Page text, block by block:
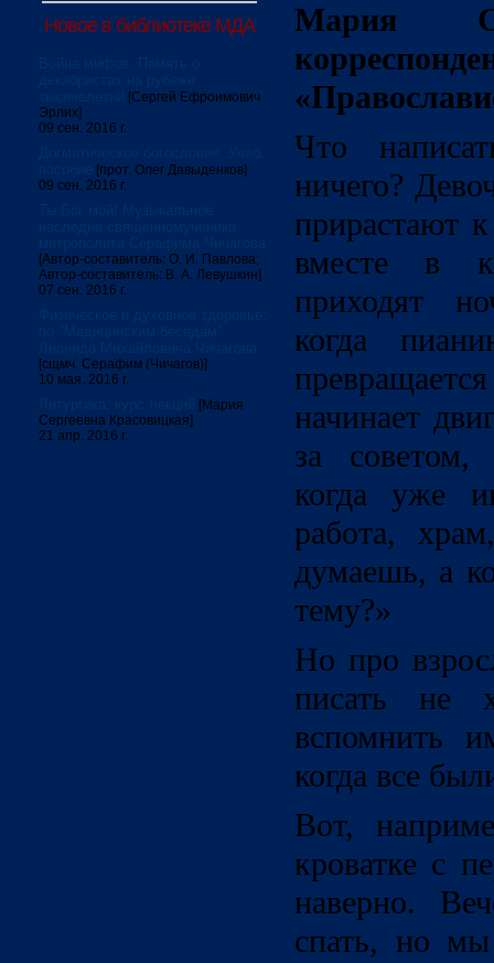
Новое в библиотеке МДА
[Сергей Ефроимович
Эрлих]
09 сен. 2016 г.
[прот. Олег Давыденков]
09 сен. 2016 г.
[Автор-составитель: О. И. Павлова;
Автор-составитель: В. А. Левушкин]
07 сен. 2016 г.
[сщмч. Серафим (Чичагов)]
10 мая. 2016 г.
[Мария
Сергеевна Красовицкая]
21 апр. 2016 г.
Мария
Что
ничего?
прирастают
вместе в
приходят
когда
начинает
за советом,
когда уже
работа,
думаешь, а
тему?»
Но про
писать не
вспомнить
когда все
Вот,
кроватке с
наверно.
спать, но